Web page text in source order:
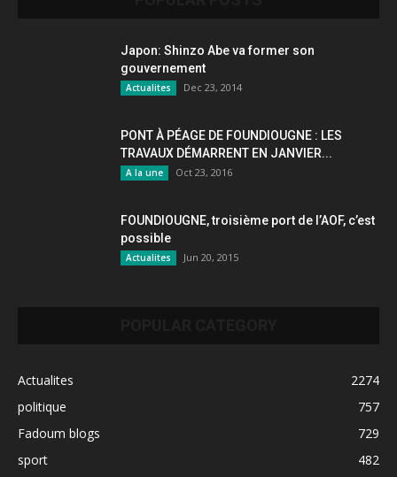
Japon: Shinzo Abe va former son
gouvernement
Actualites Dec 23, 2014
PONT À PÉAGE DE FOUNDIOUGNE : LES
TRAVAUX DÉMARRENT EN JANVIER...
A la une Oct 23, 2016
FOUNDIOUGNE, troisième port de l’AOF, c’est
possible
Actualites Jun 20, 2015
Actualites
2274
politique
757
Fadoum blogs
729
sport
482